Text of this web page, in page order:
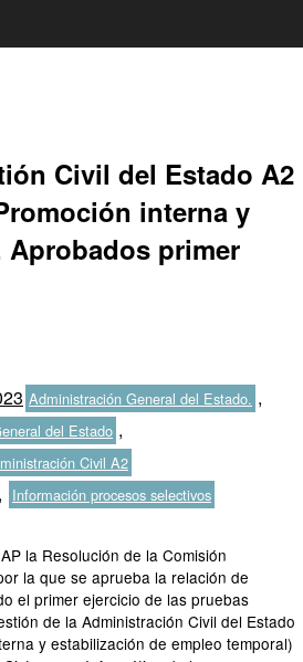
Civil del Estado A2
interna y
primer
Categorías
Administración General del Estado. ,
del Estado ,
Civil A2
, Información procesos selectivos
la Resolución de la Comisión
la que se aprueba la relación de
el primer ejercicio de las pruebas
de la Administración Civil del Estado
y estabilización de empleo temporal)